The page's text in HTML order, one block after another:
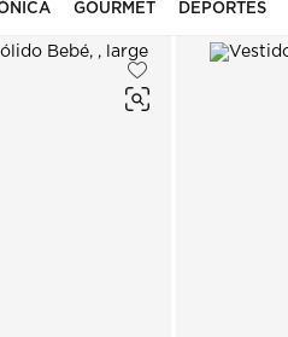
GOURMET DEPORTES